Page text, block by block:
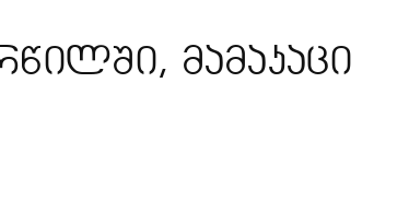
მამაკაცი